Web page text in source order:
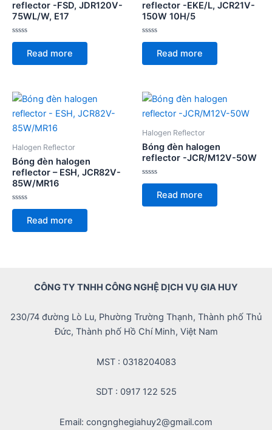
reflector -FSD, JDR120V-
75WL/W, E17
Rated
of
Read more
reflector -EKE/L, JCR21V-
150W 10H/5
Rated
of
Read more
Halogen Reflector
Bóng đèn halogen
reflector – ESH, JCR82V-
85W/MR16
Rated
of
Read more
Halogen Reflector
Bóng đèn halogen
reflector -JCR/M12V-50W
Rated
of
Read more
CÔNG TY TNHH CÔNG NGHỆ DỊCH VỤ GIA HUY
230/74 đường Lò Lu, Phường Trường Thạnh, Thành phố Thủ
Đức, Thành phố Hồ Chí Minh, Việt Nam
MST : 0318204083
SDT : 0917 122 525
Email: congnghegiahuy2@gmail.com